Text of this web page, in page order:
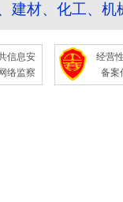
建材、化工、
信息安
络监察
经营
备案